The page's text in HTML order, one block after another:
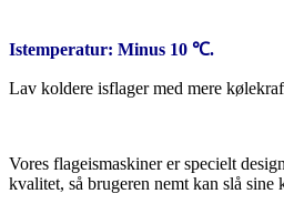
Istemperatur: Minus 10 ℃.
Lav koldere isflager med mere
Vores flageismaskiner er specielt
kvalitet, så brugeren nemt kan slå sine